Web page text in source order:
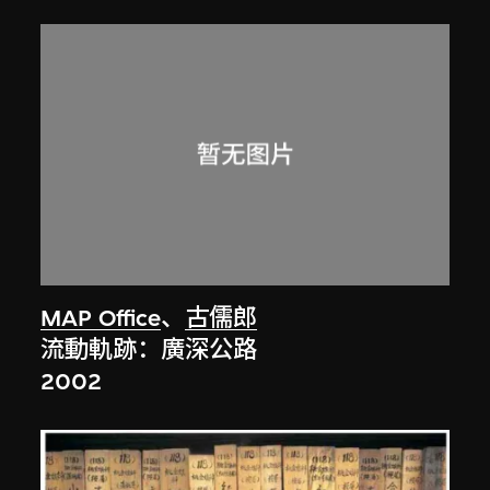
MAP Office、 古儒郎
流動軌跡：廣深公路
2002